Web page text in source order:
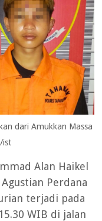
dari Amukkan Massa
ist
Alan Haikel
Perdana
terjadi pada
WIB di jalan